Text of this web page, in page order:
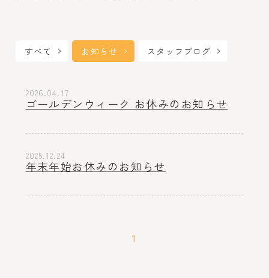
すべて お知らせ スタッフブログ
2026.04.17
ゴールデンウィーク お休みのお知らせ
2025.12.24
年末年始お休みのお知らせ
1